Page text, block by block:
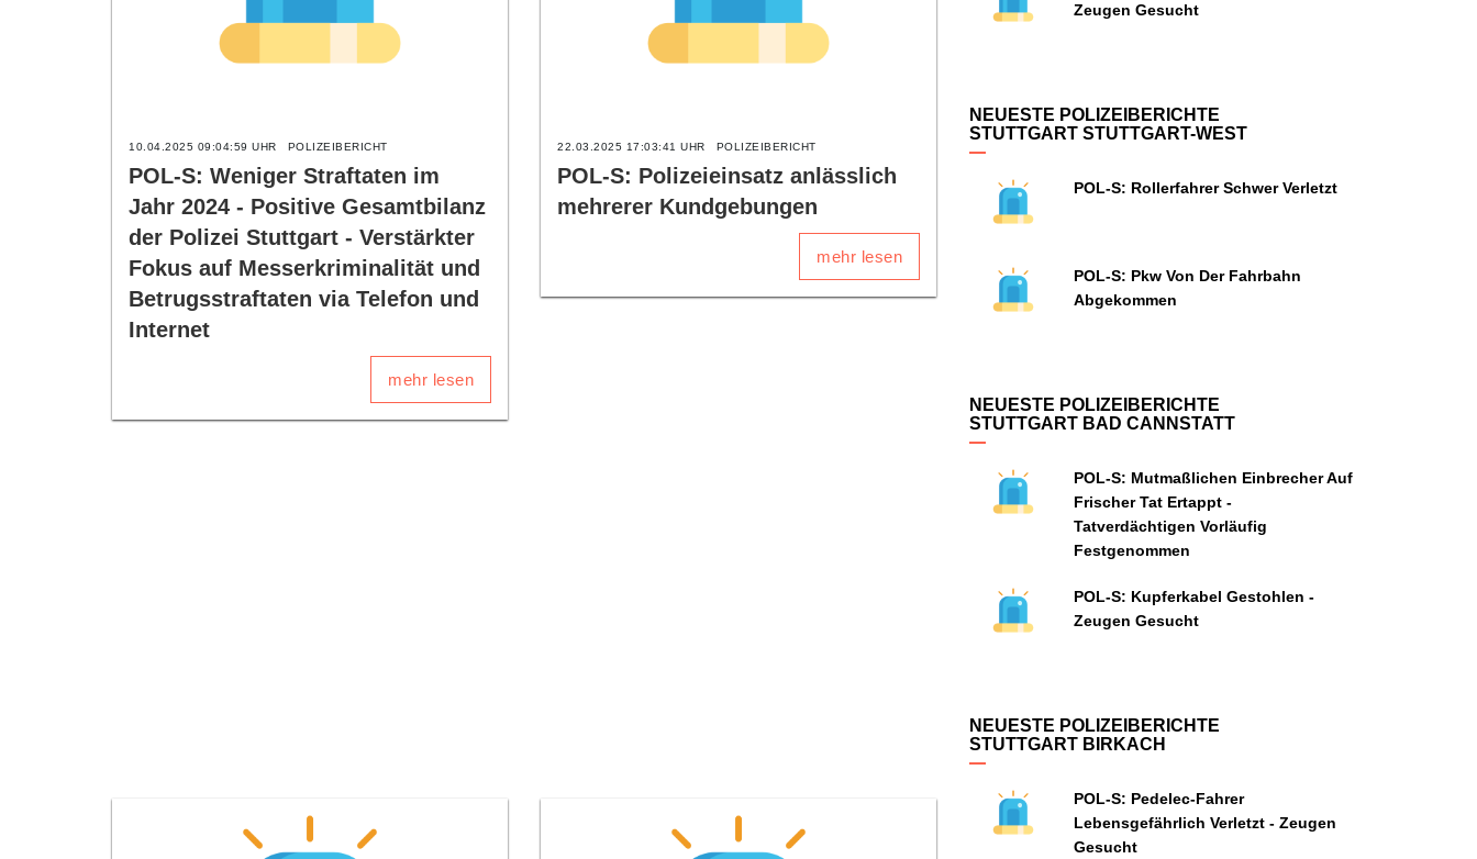
10.04.2025 09:04:59 UHR POLIZEIBERICHT
POL-S: Weniger Straftaten im
Jahr 2024 - Positive Gesamtbilanz
der Polizei Stuttgart - Verstärkter
Fokus auf Messerkriminalität und
Betrugsstraftaten via Telefon und
Internet
mehr lesen
22.03.2025 17:03:41 UHR POLIZEIBERICHT
POL-S: Polizeieinsatz anlässlich
mehrerer Kundgebungen
mehr lesen
Zeugen Gesucht
NEUESTE POLIZEIBERICHTE
STUTTGART STUTTGART-WEST
POL-S: Rollerfahrer Schwer Verletzt
POL-S: Pkw Von Der Fahrbahn
Abgekommen
NEUESTE POLIZEIBERICHTE
STUTTGART BAD CANNSTATT
POL-S: Mutmaßlichen Einbrecher Auf
Frischer Tat Ertappt -
Tatverdächtigen Vorläufig
Festgenommen
POL-S: Kupferkabel Gestohlen -
Zeugen Gesucht
NEUESTE POLIZEIBERICHTE
STUTTGART BIRKACH
POL-S: Pedelec-Fahrer
Lebensgefährlich Verletzt - Zeugen
Gesucht